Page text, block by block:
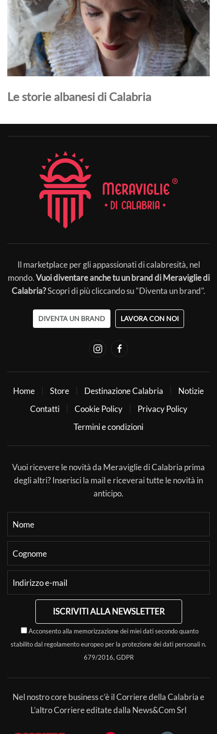
Le storie albanesi di Calabria
Il marketplace per gli appassionati di calabresità, nel
mondo.Vuoi diventare anche tu un brand di Meraviglie di
Calabria?Scopri di più cliccando su "Diventa un brand".
DIVENTA UN BRAND LAVORA CON NOI
Home Store Destinazione Calabria
Notizie
Contatti
Cookie Policy
Privacy Policy
Termini e condizioni
Vuoi ricevere le novità da Meraviglie di Calabria prima
degli altri? Inserisci la mail e riceverai tutte le novità in
anticipo.
ISCRIVITI ALLA NEWSLETTER
Acconsento alla memorizzazione dei miei dati secondo quanto
stabilito dal regolamento europeo per la protezione dei dati personali n.
679/2016, GDPR
Nel nostro core business c’è il Corriere della Calabria e
L’altro Corriere editate dalla News&Com Srl